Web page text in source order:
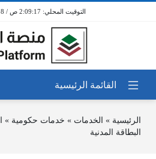
2:09:17 ص / 8 أغسطس 2026
الرئيسية » الخدمات » خدمات حكومية »
البطاقة المدنية